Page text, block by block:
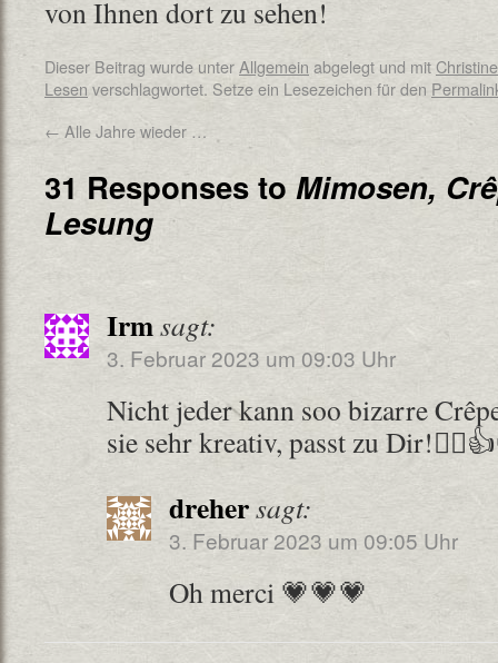
von Ihnen dort zu sehen!
Dieser Beitrag wurde unterAllgemein abgelegt und mit
Lesenverschlagwortet. Setze ein Lesezeichen für den
← Alle Jahre wieder …
31 Responses to Mimosen,
Lesung
Irmsagt:
3. Februar 2023 um 09:03 Uhr
Nicht jeder kann soo bizarre
sie sehr kreativ, passt zu
drehersagt:
3. Februar 2023 um 09:05 Uhr
Oh merci 💗💗💗